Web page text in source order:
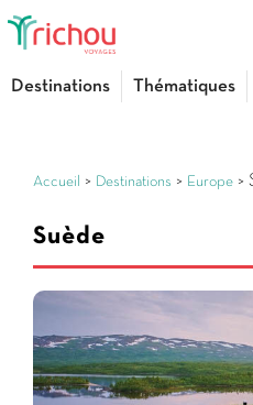
Destinations Thématiques
Accueil > Destinations > Europe >
Suède